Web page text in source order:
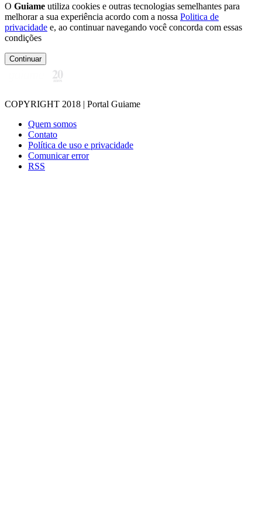
O Guiame utiliza cookies e outras tecnologias semelhantes para
melhorar a sua experiência acordo com a nossa Politica de
privacidade e, ao continuar navegando você concorda com essas
condições
Continuar
COPYRIGHT 2018 | Portal Guiame
Quem somos
Contato
Política de uso e privacidade
Comunicar error
RSS